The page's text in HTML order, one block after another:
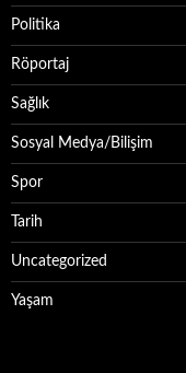
Politika
Röportaj
Sağlık
Sosyal Medya/Bilişim
Spor
Tarih
Uncategorized
Yaşam